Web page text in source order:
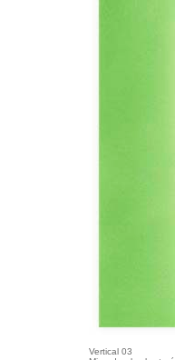
Vertical 03